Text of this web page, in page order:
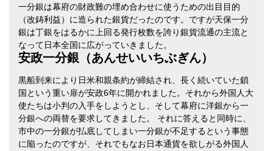
一分銀は幕府の財政難の埋め合わせに使うための出目目的
（改鋳利益）に造られた銀貨だったのです。ですが天保一分
銀は丁銀をはるかに上回る発行枚数を誇り銀貨流通の主流と
なって日本全国に広がっていきました。
安政一分銀（あんせいいちぶぎん）
黒船到来により日米和親条約が締結され、長く続いていた鎖
国という重い扉が安政6年に開かれました。それから外国人大
使たちは小判の入手をしようとし、そして幕府に洋銀から一
分銀への両替を要求してきました。 それに答えると同時に、
市中の一分銀が払底してしまい一分銀が不足するという事態
に陥ったのですが、それでもなお日本通貨を欲しがる外国人